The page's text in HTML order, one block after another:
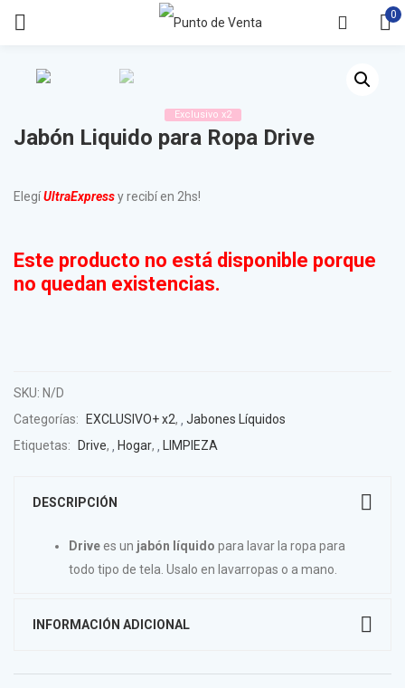
0
Exclusivo x2
Jabón Liquido para Ropa Drive
ElegíUltraExpressy recibí en 2hs!
Este producto no está disponible porque
no quedan existencias.
SKU: N/D
Categorías:
EXCLUSIVO+ x2,
Jabones Líquidos
Etiquetas:
Drive, Hogar, LIMPIEZA
DESCRIPCIÓN
Drivees un jabón líquido para lavar la ropa para
todo tipo de tela. Usalo en lavarropas o a mano.
INFORMACIÓN ADICIONAL